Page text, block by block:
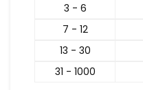
3 - 6
7 - 12
13 - 30
31 - 1000